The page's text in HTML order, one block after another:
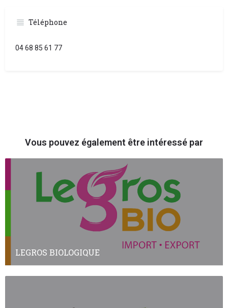
Téléphone
04 68 85 61 77
Vous pouvez également être intéressé par
LEGROS BIOLOGIQUE